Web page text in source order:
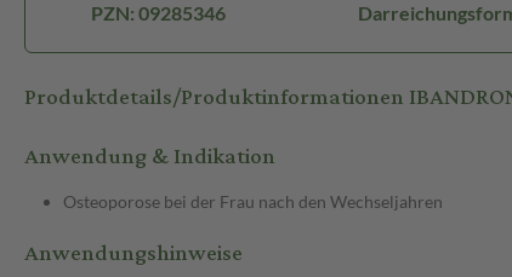
PZN: 09285346
Produktdetails/Produktinformationen
Anwendung & Indikation
Osteoporose bei der Frau nach den Wechseljahren
Anwendungshinweise